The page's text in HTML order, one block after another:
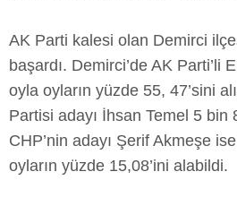
AK Parti kalesi olan Demirci
başardı. Demirci’de AK Parti’li
oyla oyların yüzde 55, 47’sini
Partisi adayı İhsan Temel 5
CHP’nin adayı Şerif Akmeşe
oyların yüzde 15,08’ini alabildi.